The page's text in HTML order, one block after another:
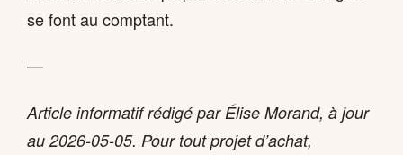
se font au comptant.
—
Article informatif rédigé par Élise Morand, à jour
au 2026-05-05. Pour tout projet d’achat,